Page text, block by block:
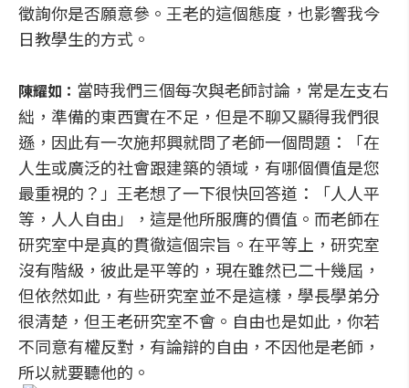
徵詢你是否願意參。王老的這個態度，也影響我今
日教學生的方式。
陳耀如： 當時我們三個每次與老師討論，常是左支右
絀，準備的東西實在不足，但是不聊又顯得我們很
遜，因此有一次施邦興就問了老師一個問題：「在
人生或廣泛的社會跟建築的領域，有哪個價值是您
最重視的？」王老想了一下很快回答道：「人人平
等，人人自由」，這是他所服膺的價值。而老師在
研究室中是真的貫徹這個宗旨。在平等上，研究室
沒有階級，彼此是平等的，現在雖然已二十幾屆，
但依然如此，有些研究室並不是這樣，學長學弟分
很清楚，但王老研究室不會。自由也是如此，你若
不同意有權反對，有論辯的自由，不因他是老師，
所以就要聽他的。